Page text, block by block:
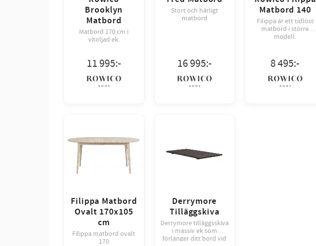
Brooklyn
Matbord
Matbord 170 cm i
vitoljad ek.
11 995:-
Stort och härligt
matbord
16 995:-
Matbord 140
Filippa är ett tidlöst
matbord i större
modell.
8 495:-
Filippa Matbord
Ovalt 170x105
cm
Filippa matbord ovalt
170
Derrymore
Tilläggskiva
Derrymore tilläggsskiva
i massiv ek som
förlänger ditt bord vid